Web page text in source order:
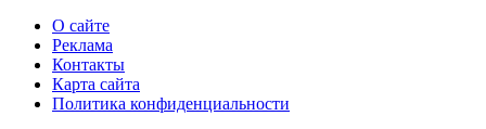
О сайте
Реклама
Контакты
Карта сайта
Политика конфиденциальности